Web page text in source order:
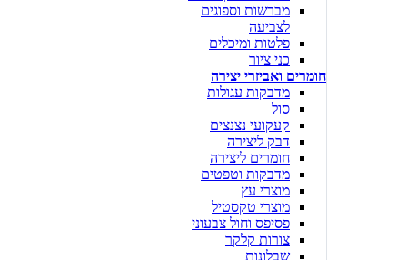
מברשות וספוגים
לצביעה
פלטות ומיכלים
כני ציור
חומרים ואביזרי יצירה
מדבקות עגולות
סול
קעקועי נצנצים
דבק ליצירה
חומרים ליצירה
מדבקות וטפטים
מוצרי עץ
מוצרי טקסטיל
פסיפס וחול צבעוני
צורות קלקר
שבלונות